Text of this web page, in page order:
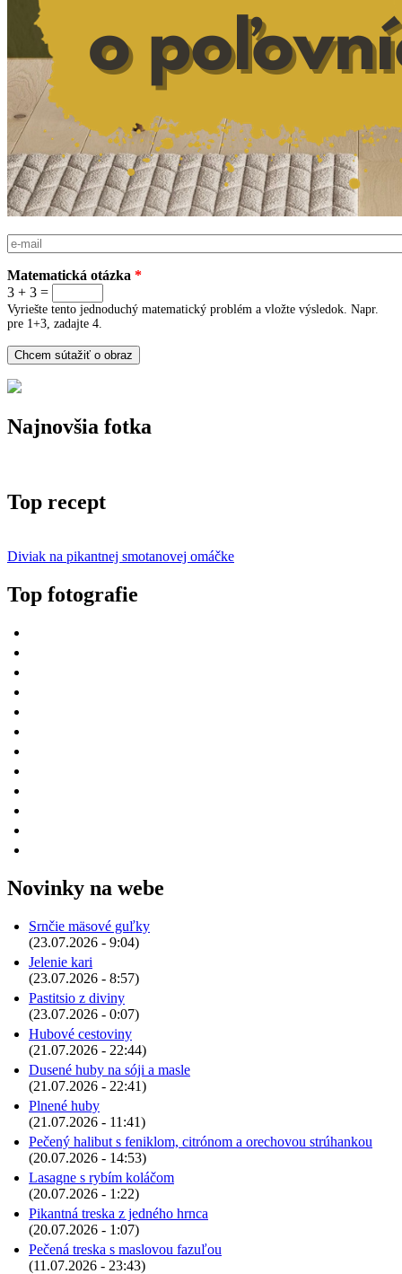
E-mail
Matematická otázka *
3 + 3 =
Vyriešte tento jednoduchý matematický problém a vložte výsledok. Napr.
pre 1+3, zadajte 4.
Najnovšia fotka
Top recept
Diviak na pikantnej smotanovej omáčke
Top fotografie
Novinky na webe
Srnčie mäsové guľky
(23.07.2026 - 9:04)
Jelenie kari
(23.07.2026 - 8:57)
Pastitsio z diviny
(23.07.2026 - 0:07)
Hubové cestoviny
(21.07.2026 - 22:44)
Dusené huby na sóji a masle
(21.07.2026 - 22:41)
Plnené huby
(21.07.2026 - 11:41)
Pečený halibut s feniklom, citrónom a orechovou strúhankou
(20.07.2026 - 14:53)
Lasagne s rybím koláčom
(20.07.2026 - 1:22)
Pikantná treska z jedného hrnca
(20.07.2026 - 1:07)
Pečená treska s maslovou fazuľou
(11.07.2026 - 23:43)